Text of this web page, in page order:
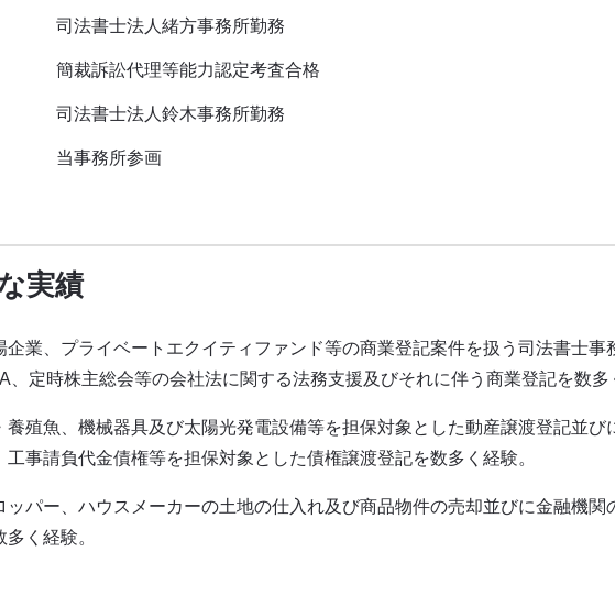
司法書士法人緒方事務所勤務
簡裁訴訟代理等能力認定考査合格
司法書士法人鈴木事務所勤務
当事務所参画
実績
企業、プライベートエクイティファンド等の商業登記案件を扱う司法書士事
、定時株主総会等の会社法に関する法務支援及びそれに伴う商業登記を数多
養殖魚、機械器具及び太陽光発電設備等を担保対象とした動産譲渡登記並び
工事請負代金債権等を担保対象とした債権譲渡登記を数多く経験。
ッパー、ハウスメーカーの土地の仕入れ及び商品物件の売却並びに金融機関
く経験。